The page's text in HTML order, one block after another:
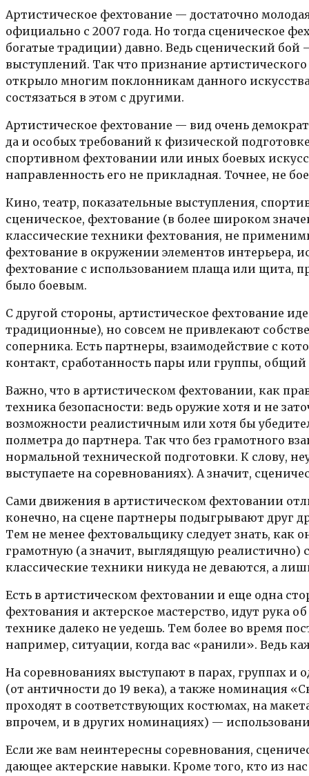
Артистическое фехтование — достаточно
официально с 2007 года. Но тогда сценическое
богатые традиции) давно. Ведь сценический
выступлений. Так что признание
открыло многим поклонникам данного
состязаться в этом с другими.
Артистическое фехтование — вид очень
да и особых требований к физической
спортивном фехтовании или иных боевых
направленность его не прикладная. Точнее, не
Кино, театр, показательные выступления,
сценическое, фехтование (в более широком
классические техники фехтования, не
фехтование в окружении элементов интерьера,
фехтование с использованием плаща или щита,
было боевым.
С другой стороны, артистическое фехтование
традиционные), но совсем не привлекают
соперника. Есть партнеры, взаимодействие с
контакт, сработанность пары или группы,
Важно, что в артистическом фехтовании, как
техника безопасности: ведь оружие хотя и не
возможности реалистичным или хотя бы
полметра до партнера. Так что без грамотного
нормальной технической подготовки. К слову,
выступаете на соревнованиях). А значит,
Сами движения в артистическом фехтовании
конечно, на сцене партнеры подыгрывают друг
Тем не менее фехтовальщику следует знать, как
грамотную (а значит, выглядящую реалистично)
классические техники никуда не деваются, а
Есть в артистическом фехтовании и еще одна
фехтования и актерское мастерство, идут рука
технике далеко не уедешь. Тем более во время
например, ситуации, когда вас «ранили». Ведь
На соревнованиях выступают в парах, группах
(от античности до 19 века), а также номинация
проходят в соответствующих костюмах, на
впрочем, и в других номинациях) —
Если же вам неинтересны соревнования,
дающее актерские навыки. Кроме того, кто из